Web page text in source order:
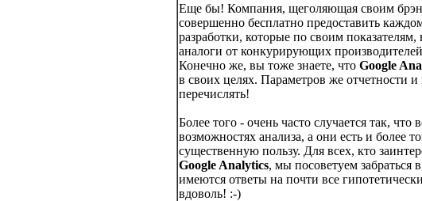
Еще бы! Компания, щеголяющая своим
совершенно бесплатно предоставить
разработки, которые по своим
аналоги от конкурирующих
Конечно же, вы тоже знаете, что Google
в своих целях. Параметров же отчетности
перечислять!
Более того - очень часто случается так,
возможностях анализа, а они есть и более
существенную пользу. Для всех, кто
Google Analytics, мы посоветуем забраться
имеются ответы на почти все
вдоволь! :-)